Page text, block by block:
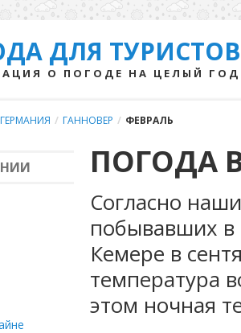
ДЛЯ ТУРИСТОВ
О ПОГОДЕ НА ЦЕЛЫЙ ГОД
ГЕРМАНИЯ / ГАННОВЕР / ФЕВРАЛЬ
ПОГОДА
Согласно
побывавших в
Кемере в
температура
этом ночная